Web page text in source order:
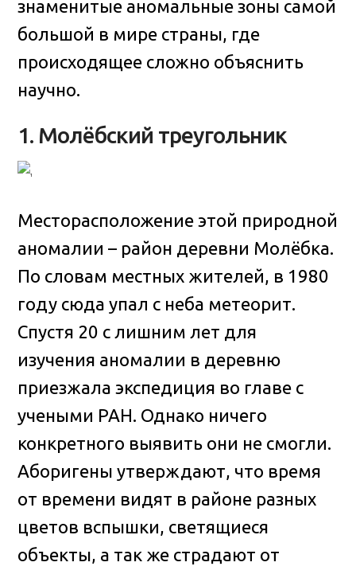
знаменитые аномальные зоны самой
большой в мире страны, где
происходящее сложно объяснить
научно.
1. Молёбский треугольник
Месторасположение этой природной
аномалии – район деревни Молёбка.
По словам местных жителей, в 1980
году сюда упал с неба метеорит.
Спустя 20 с лишним лет для
изучения аномалии в деревню
приезжала экспедиция во главе с
учеными РАН. Однако ничего
конкретного выявить они не смогли.
Аборигены утверждают, что время
от времени видят в районе разных
цветов вспышки, светящиеся
объекты, а так же страдают от